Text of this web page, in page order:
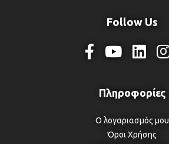
Follow Us
Ο λογαριασμός μου
Όροι Χρήσης